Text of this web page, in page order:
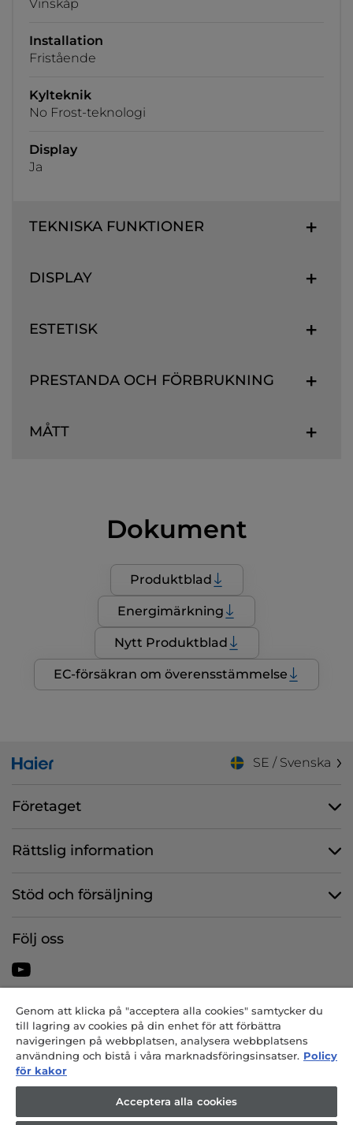
Vinskåp
Installation
Fristående
Kylteknik
No Frost-teknologi
Display
Ja
TEKNISKA FUNKTIONER
DISPLAY
ESTETISK
PRESTANDA OCH FÖRBRUKNING
MÅTT
Dokument
Produktblad
Energimärkning
Nytt Produktblad
EC-försäkran om överensstämmelse
SE / Svenska
Företaget
Rättslig information
Stöd och försäljning
Följ oss
CANDY HOOVER GROUP S.r.I. – Enmansbolag – SÄTE: Via Comolli, 57
– 20861 Brugherio (MB) – Italien – ADMINISTRATIVA KONTOR: Via
Privata Eden Fumagalli snc – 20861 Brugherio (MB) och Via Trento nr.
20/A-22 – 20871 Vimercate (MB) – Italien – Tfn: +39 039 2086 1 – Fax:
enlighet med skattelagen, och registreringsnummer i
företagsregistret i Milano-Monza-Brianza-Lodi 04666310158 –
Genom att klicka på "acceptera alla cookies" samtycker du
till lagring av cookies på din enhet för att förbättra
navigeringen på webbplatsen, analysera webbplatsens
användning och bistå i våra marknadsföringsinsatser. Policy
för kakor
Acceptera alla cookies